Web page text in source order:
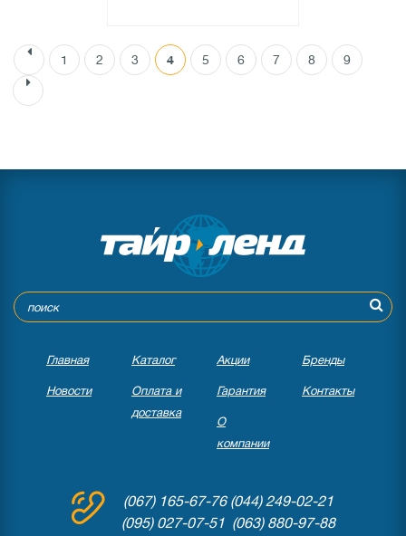
●нет в наличии
1 2 3 4 5 6 7 8 9
Главная Каталог Акции Бренды
Новости
Оплата и
доставка
Гарантия Контакты
О
компании
(067) 165-67-76(044) 249-02-21
(095) 027-07-51 (063) 880-97-88